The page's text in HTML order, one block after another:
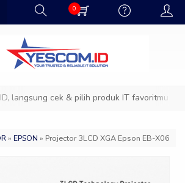
0
cek & pilih produk IT favoritmu
» EPSON » Projector 3LCD XGA Epson EB-X06